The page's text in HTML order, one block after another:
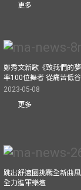
更多
鄭秀文新歌《致我們的
率100位舞者 從痛苦低
2023-05-08
更多
跳出舒適圈挑戰全新曲
全力進軍樂壇